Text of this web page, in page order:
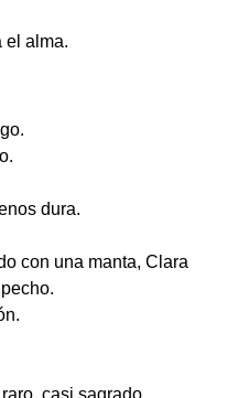
el alma.
dura.
con una manta, Clara
casi sagrado.